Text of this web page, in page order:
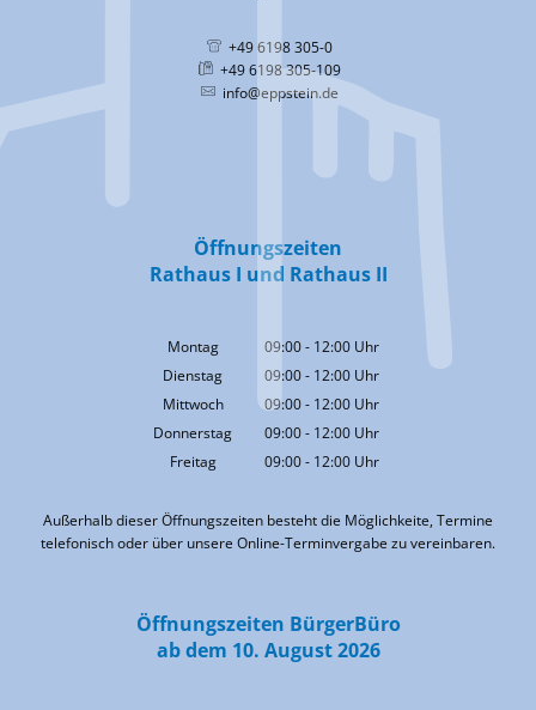
+49 6198 305-0
+49 6198 305-109
info@eppstein.de
Öffnungszeiten
Rathaus I und Rathaus II
Montag 09:00- 12:00 Uhr
Von 09:00 bis 12:00 Uhr
Dienstag 09:00- 12:00 Uhr
Von 09:00 bis 12:00 Uhr
Mittwoch 09:00- 12:00 Uhr
Von 09:00 bis 12:00 Uhr
Donnerstag 09:00- 12:00 Uhr
Von 09:00 bis 12:00 Uhr
Freitag 09:00- 12:00 Uhr
Außerhalb dieser Öffnungszeiten besteht die Möglichkeite, Termine
telefonisch oder über unsere Online-Terminvergabe zu vereinbaren.
Öffnungszeiten BürgerBüro
ab dem 10. August 2026